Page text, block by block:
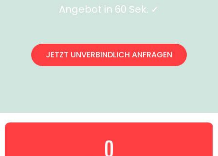
Angebot in 60 Sek. ✓
JETZT UNVERBINDLICH ANFRAGEN